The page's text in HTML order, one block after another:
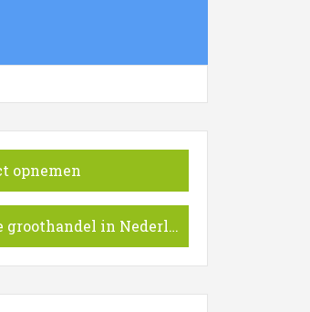
opnemen
offerte groothandel in Nederland